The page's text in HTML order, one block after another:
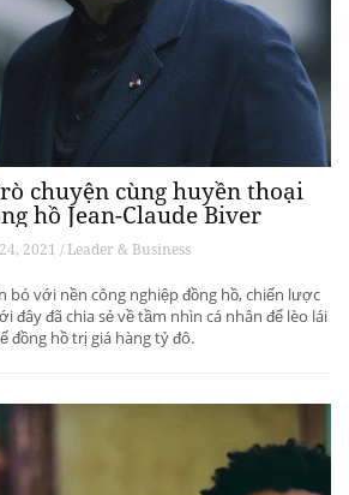
chuyện cùng huyền thoại
hồ Jean-Claude Biver
2021 / Leader & Business
bó với nền công nghiệp đồng hồ, chiến lược
đây đã chia sẻ về tầm nhìn cá nhân để lèo lái
đồng hồ trị giá hàng tỷ đô.